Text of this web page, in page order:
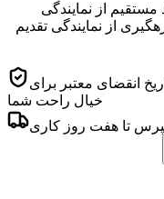
از نمایندگی
از نمایندگی تقدیم
انقضای معتبر برای
خیال راحت شما
تا هفت روز کاری